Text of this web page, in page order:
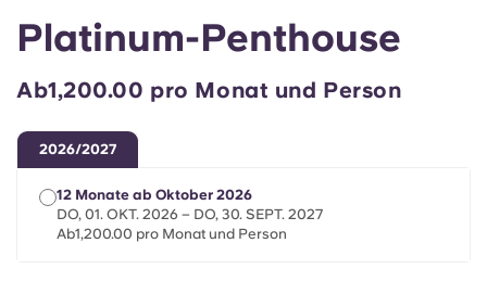
Chinese
Español
Deutsch
Platinum-Penthouse
Ab1,200.00 pro Monat und Person
2026/2027
12 Monate ab Oktober 2026
DO, 01. OKT. 2026 – DO, 30. SEPT. 2027
Ab1,200.00 pro Monat und Person